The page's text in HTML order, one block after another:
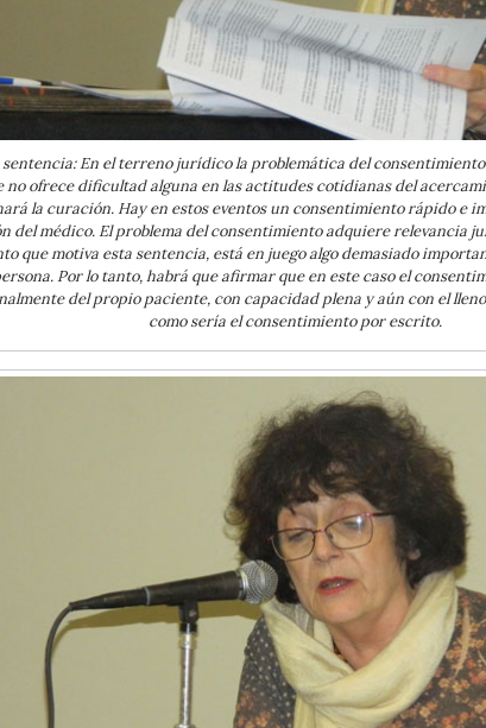
sentencia: En el terreno jurídico la problemática del
no ofrece dificultad alguna en las actitudes cotidianas del
la curación. Hay en estos eventos un consentimiento rápido e
del médico. El problema del consentimiento adquiere relevancia
que motiva esta sentencia, está en juego algo demasiado
Por lo tanto, habrá que afirmar que en este caso el
del propio paciente, con capacidad plena y aún con el
como sería el consentimiento por escrito.